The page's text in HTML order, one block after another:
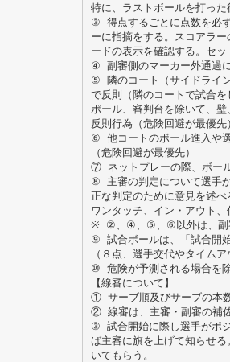
特に、ラストボールを打った
③ 得点するごとに点数を必
ーに指摘をする。スコアラ
ードの表示を確認する。セッ
④ 副審側のマーカー外通過
⑤ 隣のコート（サイドライ
で反則（隣のコートで試合を
ポール、審判台を除いて、
反則行為（危険回避が最優
⑥ 他コートのボール進入や
（危険回避が最優先）
⑦ ネットプレーの際、ボー
⑧ 主審の判定について選手
正な判定のために意見を述べ
ワンタッチ、イン・アウト、
※ ②、④、⑤、⑥以外は、副
⑨ 試合ボールは、「試合開
（８点、選手交代やタイム
⑩ 危険が予測される場合を
【線審について】
① サーブ順及びサーブの本
② 線審は、主審・副審の補
③ 試合開始に際し選手がポ
ば主審に旗を上げて知らせ
いてもらう。